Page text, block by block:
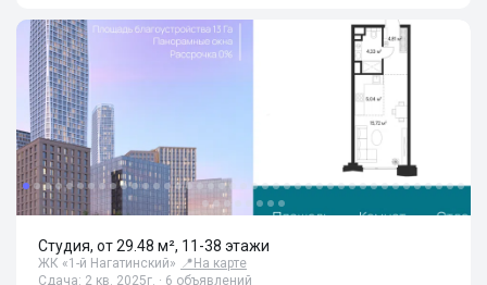
Студия, от 29.48 м², 11-38 этажи
ЖК «1-й Нагатинский» 📍 На карте
Сдача: 2 кв. 2025г. · 6 объявлений